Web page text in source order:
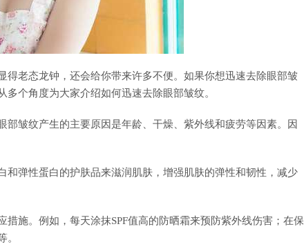
得老态龙钟，还会给你带来许多不便。如果你想迅速去除眼部皱
个角度为大家介绍如何迅速去除眼部皱纹。
皱纹产生的主要原因是年龄、干燥、紫外线和疲劳等因素。因
和弹性蛋白的护肤品来滋润肌肤，增强肌肤的弹性和韧性，减少
施。例如，每天涂抹SPF值高的防晒霜来预防紫外线伤害；在保
。